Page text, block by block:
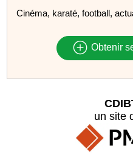
Cinéma, karaté, football,
Obtenir
un site